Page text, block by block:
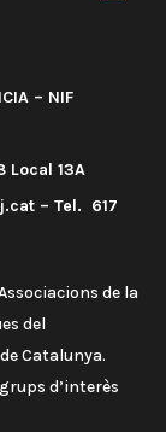
– NIF
Local 13A
– Tel. 617
de la
del
Catalunya.
d’interès